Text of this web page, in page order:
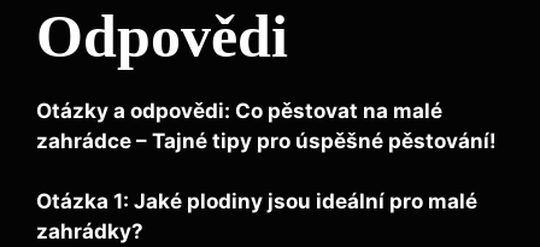
Odpovědi
Otázky a odpovědi: Co pěstovat na malé
zahrádce – Tajné tipy pro úspěšné pěstování!
Otázka 1: Jaké plodiny jsou ideální pro malé
zahrádky?